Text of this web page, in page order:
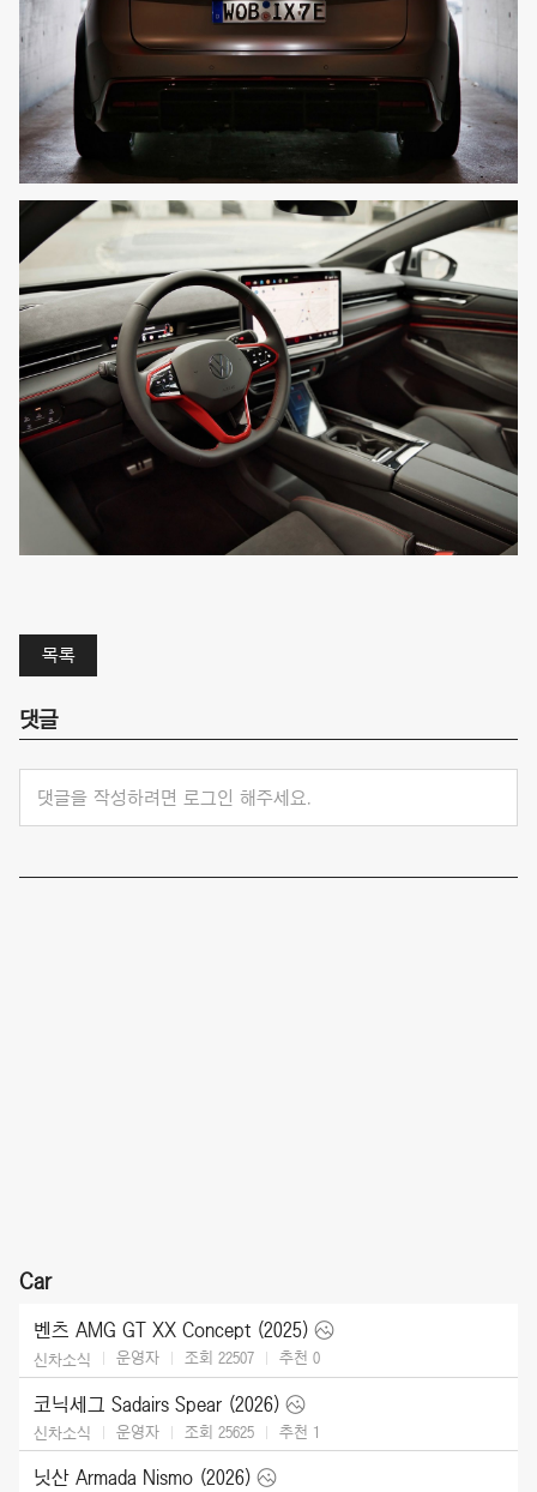
목록
댓글
댓글을 작성하려면 로그인 해주세요.
Car
벤츠 AMG GT XX Concept (2025)
신차소식 운영자 조회 22507 추천 0
코닉세그 Sadairs Spear (2026)
신차소식 운영자 조회 25625 추천 1
닛산 Armada Nismo (2026)